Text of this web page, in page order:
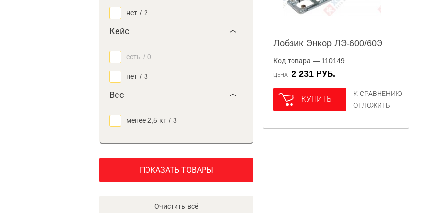
нет / 2
Кейс
есть / 0
нет / 3
Вес
менее 2,5 кг / 3
ПОКАЗАТЬ ТОВАРЫ
Очистить всё
Лобзик Энкор ЛЭ-600/60Э
Код товара — 110149
ЦЕНА 2 231 РУБ.
КУПИТЬ
К СРАВНЕНИЮ
ОТЛОЖИТЬ